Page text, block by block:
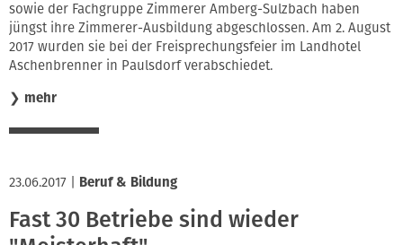
sowie der Fachgruppe Zimmerer Amberg-Sulzbach haben
jüngst ihre Zimmerer-Ausbildung abgeschlossen. Am 2. August
2017 wurden sie bei der Freisprechungsfeier im Landhotel
Aschenbrenner in Paulsdorf verabschiedet.
❯ mehr
23.06.2017 Beruf & Bildung
Fast 30 Betriebe sind wieder